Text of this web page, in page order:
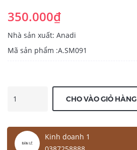
350.000₫
Nhà sản xuất: Anadi
Mã sản phẩm :A.SM091
CHO VÀO GIỎ HÀNG
Kinh doanh 1